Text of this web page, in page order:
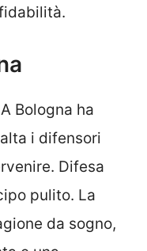
Bologna ha
i difensori
Difesa
pulito. La
da sogno,